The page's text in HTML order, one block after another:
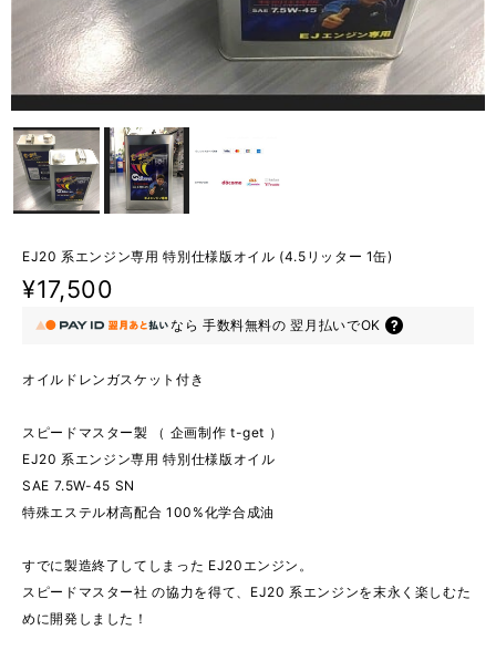
EJ20 系エンジン専用 特別仕様版オイル (4.5リッター 1缶)
¥17,500
なら 手数料無料の 翌月払いでOK
オイルドレンガスケット付き
スピードマスター製 （ 企画制作 t-get ）
EJ20 系エンジン専用 特別仕様版オイル
SAE 7.5W-45 SN
特殊エステル材高配合 100%化学合成油
すでに製造終了してしまった EJ20エンジン。
スピードマスター社 の協力を得て、EJ20 系エンジンを末永く楽しむた
めに開発しました！